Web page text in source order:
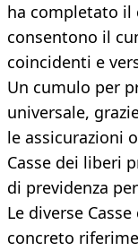
ha completato il
consentono il
coincidenti e
Un cumulo per
universale,
le assicurazioni
Casse dei liberi
di previdenza
Le diverse
concreto